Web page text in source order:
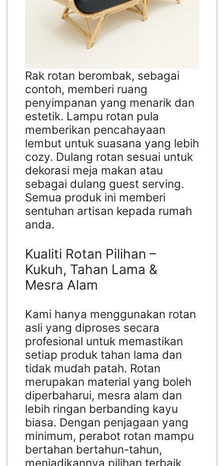
Rak rotan berombak, sebagai
contoh, memberi ruang
penyimpanan yang menarik dan
estetik. Lampu rotan pula
memberikan pencahayaan
lembut untuk suasana yang lebih
cozy. Dulang rotan sesuai untuk
dekorasi meja makan atau
sebagai dulang guest serving.
Semua produk ini memberi
sentuhan artisan kepada rumah
anda.
Kualiti Rotan Pilihan –
Kukuh, Tahan Lama &
Mesra Alam
Kami hanya menggunakan rotan
asli yang diproses secara
profesional untuk memastikan
setiap produk tahan lama dan
tidak mudah patah. Rotan
merupakan material yang boleh
diperbaharui, mesra alam dan
lebih ringan berbanding kayu
biasa. Dengan penjagaan yang
minimum, perabot rotan mampu
bertahan bertahun-tahun,
menjadikannya pilihan terbaik